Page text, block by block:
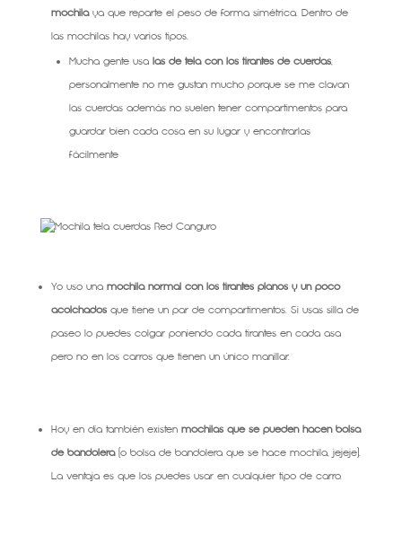
mochilaya que reparte el peso de forma simétrica. Dentro de
las mochilas hay varios tipos.
Mucha gente usa las de tela con los tirantes de cuerdas,
personalmente no me gustan mucho porque se me clavan
las cuerdas además no suelen tener compartimentos para
guardar bien cada cosa en su lugar y encontrarlas
fácilmente
Yo uso una mochila normal con los tirantes planos y un poco
acolchadosque tiene un par de compartimentos. Si usas silla de
paseo lo puedes colgar poniendo cada tirantes en cada asa
pero no en los carros que tienen un único manillar.
Hoy en día también existen mochilas que se pueden hacen bolsa
de bandolera(o bolsa de bandolera que se hace mochila, jejeje).
La ventaja es que los puedes usar en cualquier tipo de carro.